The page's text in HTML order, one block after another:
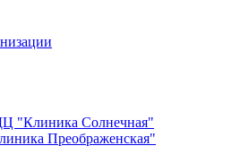
"Клиника Солнечная"
Преображенская"